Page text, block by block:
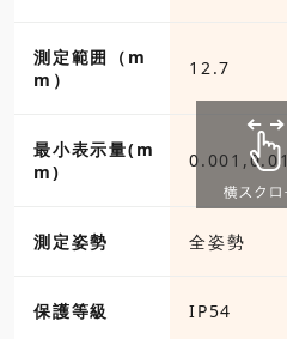
測定範囲（m
m）
12.7
最小表示量(m
m)
0.001,0.01
測定姿勢 全姿勢
保護等級 IP54